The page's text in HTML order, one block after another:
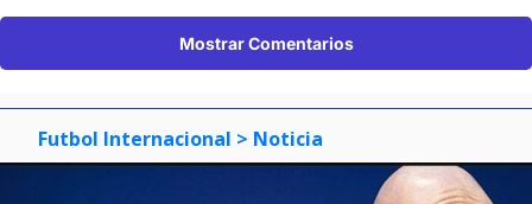
Mostrar Comentarios
Futbol Internacional > Noticia